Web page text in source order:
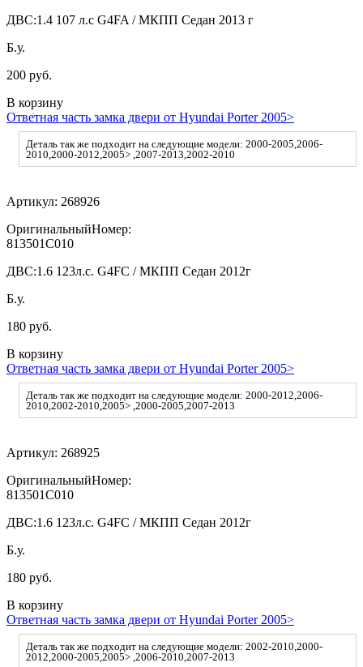
ДВС:1.4 107 л.с G4FA / МКПП Седан 2013 г
Б.у.
200 руб.
В корзину
Ответная часть замка двери от Hyundai Porter 2005>
Деталь так же подходит на следующие модели: 2000-2005,2006-
2010,2000-2012,2005> ,2007-2013,2002-2010
Артикул: 268926
ОригинальныйНомер:
813501C010
ДВС:1.6 123л.с. G4FC / МКПП Седан 2012г
Б.у.
180 руб.
В корзину
Ответная часть замка двери от Hyundai Porter 2005>
Деталь так же подходит на следующие модели: 2000-2012,2006-
2010,2002-2010,2005> ,2000-2005,2007-2013
Артикул: 268925
ОригинальныйНомер:
813501C010
ДВС:1.6 123л.с. G4FC / МКПП Седан 2012г
Б.у.
180 руб.
В корзину
Ответная часть замка двери от Hyundai Porter 2005>
Деталь так же подходит на следующие модели: 2002-2010,2000-
2012,2000-2005,2005> ,2006-2010,2007-2013